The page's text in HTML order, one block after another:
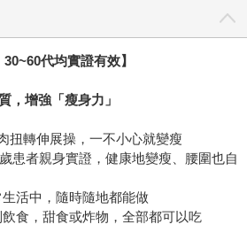
代均實證有效】
，增強「瘦身力」
扭轉伸展操，一不小心就變瘦
患者親身實證，健康地變瘦、腰圍也自
活中，隨時隨地都能做
食，甜食或炸物，全部都可以吃